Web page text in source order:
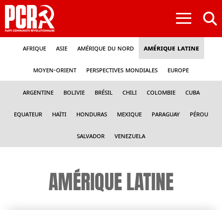
≡
Afrique Asie Amérique du nord Amérique latine
Moyen-Orient Perspectives mondiales Europe
Argentine Bolivie Brésil Chili Colombie Cuba
Equateur Haïti Honduras Mexique Paraguay Pérou
Salvador Venezuela
AMÉRIQUE LATINE